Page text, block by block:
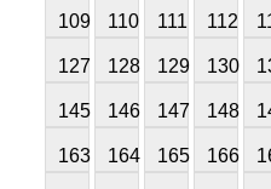
109 110 111 112
127 128 129 130
145 146 147 148
163 164 165 166